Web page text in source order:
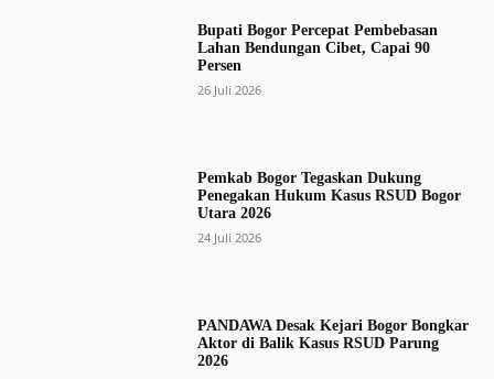
Bupati Bogor Percepat Pembebasan
Lahan Bendungan Cibet, Capai 90
Persen
26 Juli 2026
Pemkab Bogor Tegaskan Dukung
Penegakan Hukum Kasus RSUD Bogor
Utara 2026
24 Juli 2026
PANDAWA Desak Kejari Bogor Bongkar
Aktor di Balik Kasus RSUD Parung
2026